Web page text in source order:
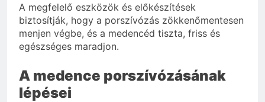
A megfelelő eszközök és előkészítések
biztosítják, hogy a porszívózás zökkenőmentesen
menjen végbe, és a medencéd tiszta, friss és
egészséges maradjon.
A medence porszívózásának
lépései